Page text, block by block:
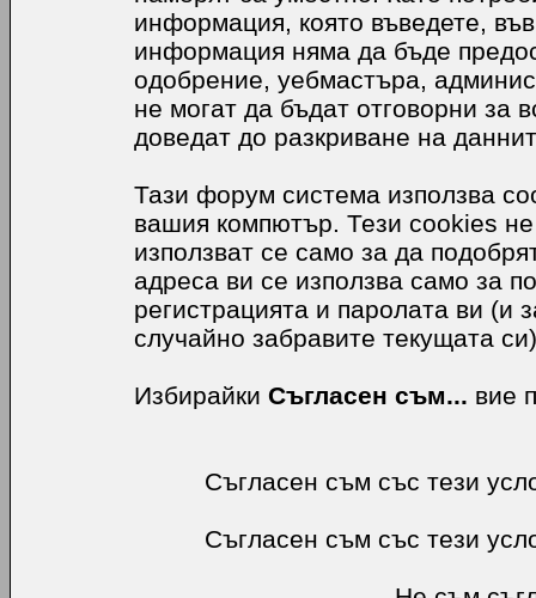
информация, която въведете,
информация няма да бъде
одобрение, уебмастъра,
не могат да бъдат отговорни за
доведат до разкриване на
Тази форум система използва
вашия компютър. Тези cookies
използват се само за да
адреса ви се използва само за
регистрацията и паролата ви (и
случайно забравите текущата
Избирайки Съгласен съм... вие
Съгласен съм със тези
Съгласен съм със тези